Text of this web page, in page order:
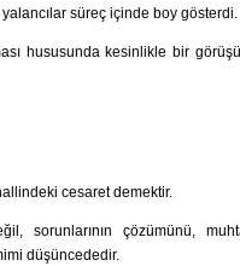
yalancılar süreç içinde boy gösterdi.
hususunda kesinlikle bir
cesaret demektir.
sorunlarının çözümünü,
düşüncededir.